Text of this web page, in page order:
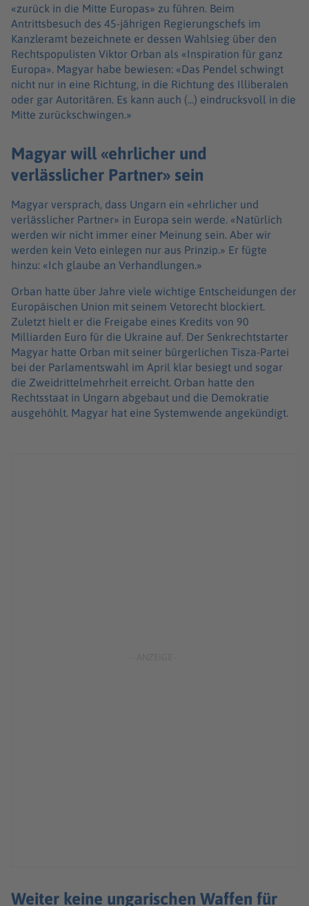
«zurück in die Mitte Europas» zu führen. Beim
Antrittsbesuch des 45-jährigen Regierungschefs im
Kanzleramt bezeichnete er dessen Wahlsieg über den
Rechtspopulisten Viktor Orban als «Inspiration für ganz
Europa». Magyar habe bewiesen: «Das Pendel schwingt
nicht nur in eine Richtung, in die Richtung des Illiberalen
oder gar Autoritären. Es kann auch (...) eindrucksvoll in die
Mitte zurückschwingen.»
Magyar will «ehrlicher und
verlässlicher Partner» sein
Magyar versprach, dass Ungarn ein «ehrlicher und
verlässlicher Partner» in Europa sein werde. «Natürlich
werden wir nicht immer einer Meinung sein. Aber wir
werden kein Veto einlegen nur aus Prinzip.» Er fügte
hinzu: «Ich glaube an Verhandlungen.»
Orban hatte über Jahre viele wichtige Entscheidungen der
Europäischen Union mit seinem Vetorecht blockiert.
Zuletzt hielt er die Freigabe eines Kredits von 90
Milliarden Euro für die Ukraine auf. Der Senkrechtstarter
Magyar hatte Orban mit seiner bürgerlichen Tisza-Partei
bei der Parlamentswahl im April klar besiegt und sogar
die Zweidrittelmehrheit erreicht. Orban hatte den
Rechtsstaat in Ungarn abgebaut und die Demokratie
ausgehöhlt. Magyar hat eine Systemwende angekündigt.
Weiter keine ungarischen Waffen für